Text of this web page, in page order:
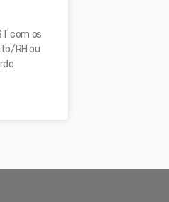
com os
RH ou